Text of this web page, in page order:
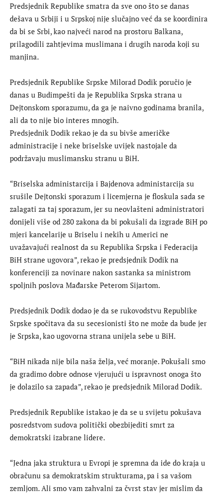
Predsjednik Republike smatra da sve ono što se danas
dešava u Srbiji i u Srpskoj nije slučajno već da se koordinira
da bi se Srbi, kao najveći narod na prostoru Balkana,
prilagodili zahtjevima muslimana i drugih naroda koji su
manjina.
Predsjednik Republike Srpske Milorad Dodik poručio je
danas u Budimpešti da je Republika Srpska strana u
Dejtonskom sporazumu, da ga je naivno godinama branila,
ali da to nije bio interes mnogih.
Predsjednik Dodik rekao je da su bivše američke
administracije i neke briselske uvijek nastojale da
podržavaju muslimansku stranu u BiH.
“Briselska administarcija i Bajdenova administarcija su
srušile Dejtonski sporazum i licemjerna je floskula sada se
zalagati za taj sporazum, jer su neovlašteni administratori
donijeli više od 280 zakona da bi pokušali da izgrade BiH po
mjeri kancelarije u Briselu i nekih u Americi ne
uvažavajući realnost da su Republika Srpska i Federacija
BiH strane ugovora”, rekao je predsjednik Dodik na
konferenciji za novinare nakon sastanka sa ministrom
spoljnih poslova Mađarske Peterom Sijartom.
Predsjednik Dodik dodao je da se rukovodstvu Republike
Srpske spočitava da su secesionisti što ne može da bude jer
je Srpska, kao ugovorna strana unijela sebe u BiH.
“BiH nikada nije bila naša želja, već moranje. Pokušali smo
da gradimo dobre odnose vjerujući u ispravnost onoga što
je dolazilo sa zapada”, rekao je predsjednik Milorad Dodik.
Predsjednik Republike istakao je da se u svijetu pokušava
posredstvom sudova politički obezbijediti smrt za
demokratski izabrane lidere.
“Jedna jaka struktura u Evropi je spremna da ide do kraja u
obračunu sa demokratskim strukturama, pa i sa vašom
zemljom. Ali smo vam zahvalni za čvrst stav jer mislim da